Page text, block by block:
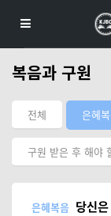
복음과 구원
전체 은혜
구원 받은 후 해야
은혜복음 당신